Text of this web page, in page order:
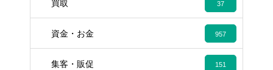
買取 37
資金・お金 957
集客・販促 151